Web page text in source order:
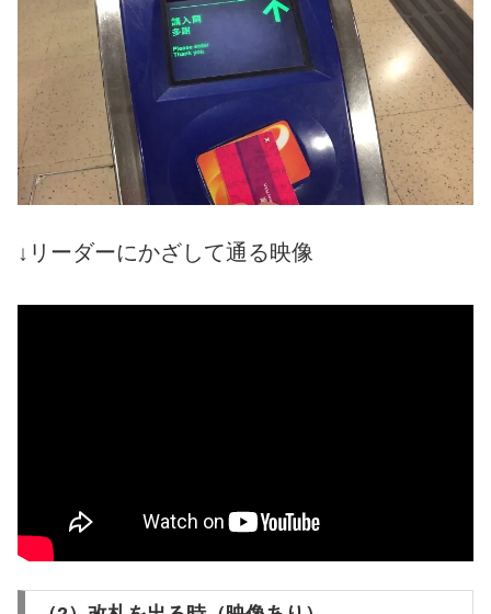
↓ リーダーにかざして通る映像